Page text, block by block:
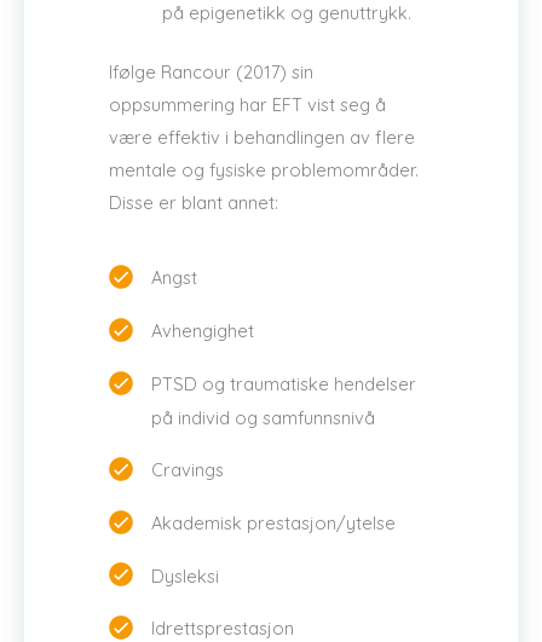
på epigenetikk og genuttrykk.
Ifølge Rancour (2017) sin
oppsummering har EFT vist seg å
være effektiv i behandlingen av flere
mentale og fysiske problemområder.
Disse er blant annet:
Angst
Avhengighet
PTSD og traumatiske hendelser
på individ og samfunnsnivå
Cravings
Akademisk prestasjon/ytelse
Dysleksi
Idrettsprestasjon